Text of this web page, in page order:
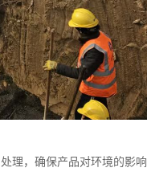
理，确保产品对环境的影响